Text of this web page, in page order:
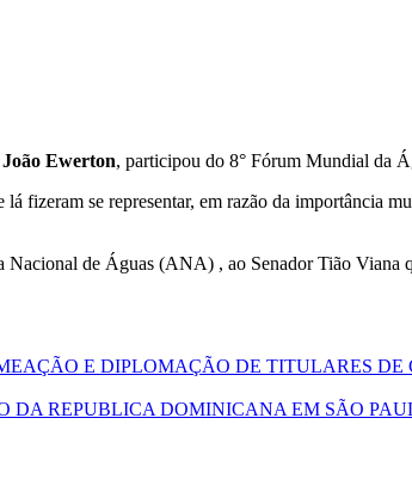
João Ewerton, participou do 8° Fórum Mundial da
fizeram se representar, em razão da importância
Nacional de Águas (ANA) , ao Senador Tião
E DIPLOMAÇÃO DE TITULARES DE
DA REPUBLICA DOMINICANA EM SÃO